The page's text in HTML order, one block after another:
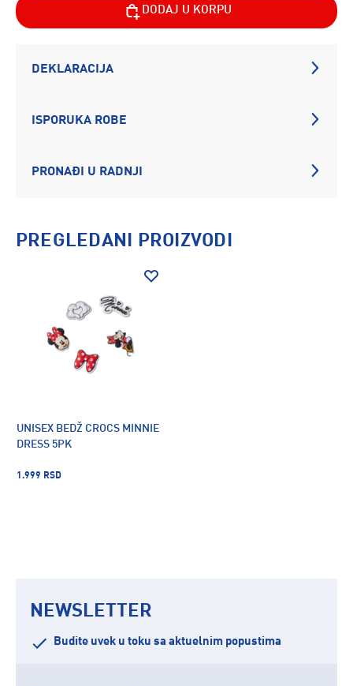
DODAJ U KORPU
DEKLARACIJA
ISPORUKA ROBE
PRONAĐI U RADNJI
PREGLEDANI PROIZVODI
UNISEX BEDŽ CROCS MINNIE
DRESS 5PK
1.999 RSD
NEWSLETTER
Budite uvek u toku sa aktuelnim popustima